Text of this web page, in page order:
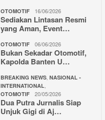
OTOMOTIF 16/06/2026
Sediakan Lintasan Resmi
yang Aman, Event…
OTOMOTIF 06/06/2026
Bukan Sekadar Otomotif,
Kapolda Banten U…
BREAKING NEWS, NASIONAL -
INTERNATIONAL,
OTOMOTIF 20/05/2026
Dua Putra Jurnalis Siap
Unjuk Gigi di Aj…